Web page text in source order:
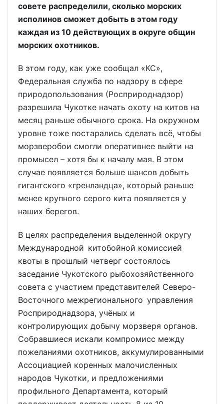
совете распределили, сколько морских
исполинов сможет добыть в этом году
каждая из 10 действующих в округе общин
морских охотников.
В этом году, как уже сообщал «КС»,
Федеральная служба по надзору в сфере
природопользования (Рос­природнадзор)
разрешила Чукотке начать охоту на китов на
месяц раньше обычного срока. На окружном
уровне тоже постарались сделать всё, чтобы
морзверобои смогли оперативнее выйти на
промысел – хотя бы к началу мая. В этом
случае появляется больше шансов добыть
гигантского «гренландца», который раньше
менее крупного серого кита появляется у
наших берегов.
В целях распределения выделенной округу
Международной китобойной комиссией
квоты в прошлый четверг состоялось
заседание Чукотского рыбохозяйственного
совета с участием представителей Северо-
Восточного межрегионального управления
Росприроднадзора, учёных и
контролирующих добычу морзверя органов.
Собравшиеся искали компромисс между
пожеланиями охотников, аккумулированными
Ассоциацией коренных малочисленных
народов Чукотки, и предложениями
профильного Департамента, который